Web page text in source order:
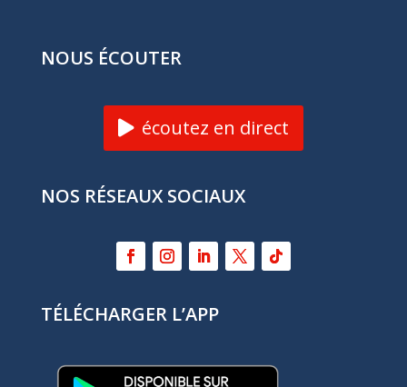
NOUS ÉCOUTER
écoutez en direct
NOS RÉSEAUX SOCIAUX
TÉLÉCHARGER L’APP